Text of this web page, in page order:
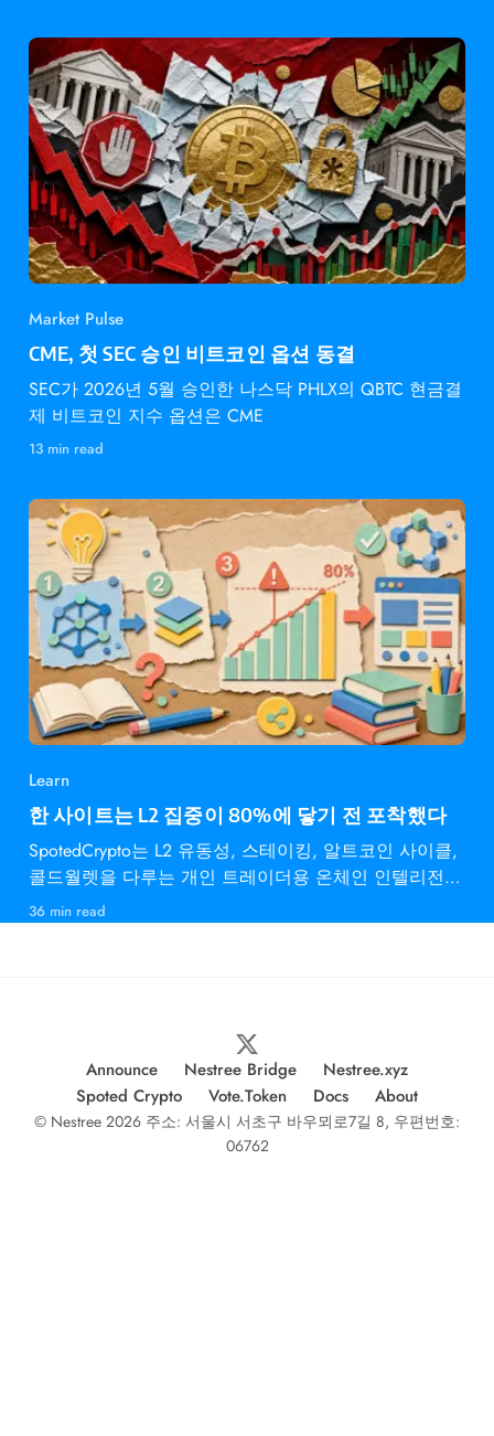
Market Pulse
CME, 첫 SEC 승인 비트코인 옵션 동결
SEC가 2026년 5월 승인한 나스닥 PHLX의 QBTC 현금결
제 비트코인 지수 옵션은 CME
13 min read
Learn
한 사이트는 L2 집중이 80%에 닿기 전 포착했다
SpotedCrypto는 L2 유동성, 스테이킹, 알트코인 사이클,
콜드월렛을 다루는 개인 트레이더용 온체인 인텔리전스
다.
36 min read
Announce Nestree Bridge
Nestree.xyz
Spoted Crypto
Vote.Token Docs About
© Nestree 2026 주소: 서울시 서초구 바우뫼로7길 8, 우편번호:
06762